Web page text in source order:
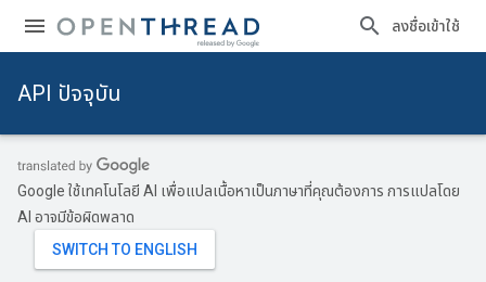
ลงชื่อเข้าใช้
API ปัจจุบัน
Google ใช้เทคโนโลยี AI เพื่อแปลเนื้อหาเป็นภาษาที่คุณต้องการ การแปลโดย
AI อาจมีข้อผิดพลาด